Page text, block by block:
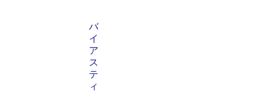
バ
イ
ア
ス
テ
ィ